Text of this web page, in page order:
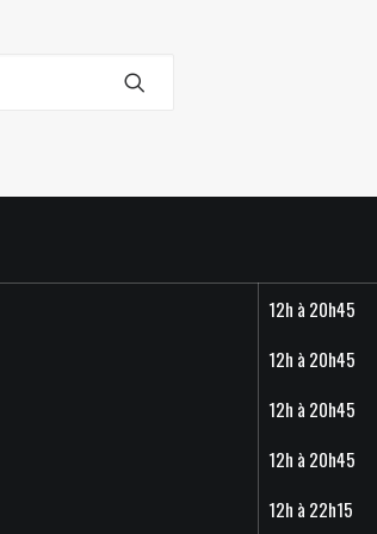
12h à 20h45
12h à 20h45
12h à 20h45
12h à 20h45
12h à 22h15